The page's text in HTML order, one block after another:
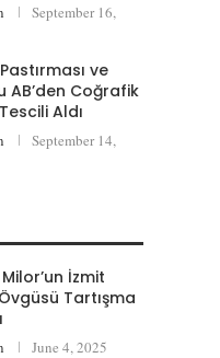
September 16,
ve
AB’den Coğrafik
Aldı
September 14,
İzmit
Tartışma
June 4, 2025